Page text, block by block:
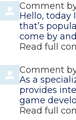
Comment
Hello, today
that’s
come by
Read full
Comment
As a
provides
game
Read full